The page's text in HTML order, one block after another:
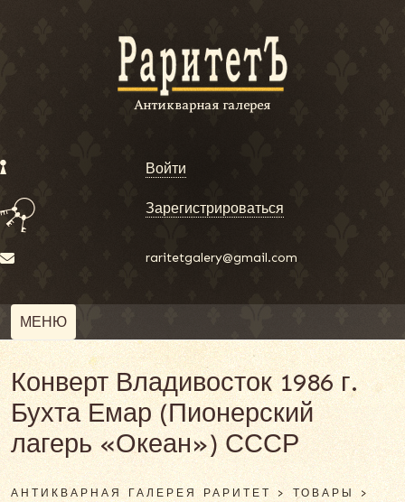
Войти
Зарегистрироваться
raritetgalery@gmail.com
МЕНЮ
Конверт Владивосток 1986 г.
Бухта Емар (Пионерский
лагерь «Океан») СССР
АНТИКВАРНАЯ ГАЛЕРЕЯ РАРИТЕТ >ТОВАРЫ >